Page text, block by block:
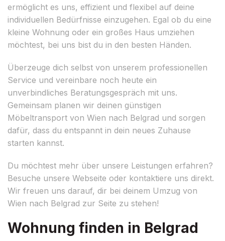
ermöglicht es uns, effizient und flexibel auf deine
individuellen Bedürfnisse einzugehen. Egal ob du eine
kleine Wohnung oder ein großes Haus umziehen
möchtest, bei uns bist du in den besten Händen.
Überzeuge dich selbst von unserem professionellen
Service und vereinbare noch heute ein
unverbindliches Beratungsgespräch mit uns.
Gemeinsam planen wir deinen günstigen
Möbeltransport von Wien nach Belgrad und sorgen
dafür, dass du entspannt in dein neues Zuhause
starten kannst.
Du möchtest mehr über unsere Leistungen erfahren?
Besuche unsere Webseite oder kontaktiere uns direkt.
Wir freuen uns darauf, dir bei deinem Umzug von
Wien nach Belgrad zur Seite zu stehen!
Wohnung finden in Belgrad